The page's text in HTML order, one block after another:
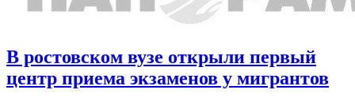
В ростовском вузе открыли первый
центр приема экзаменов у мигрантов